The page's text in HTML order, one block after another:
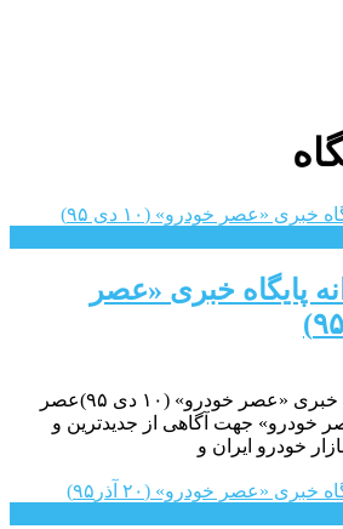
پایگاه خبری «عصر
گزیده اخبار روزانه پایگاه خبری «عصر خودرو» (۱۰ دی ۹۵)عصر
خودرو» جهت آگاهی از جدیدترین و
خودرو ایران و